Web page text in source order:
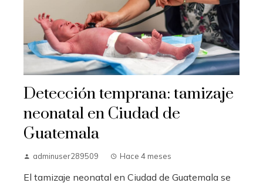
Detección temprana: tamizaje
neonatal en Ciudad de
Guatemala
adminuser289509 Hace 4 meses
El tamizaje neonatal en Ciudad de Guatemala se